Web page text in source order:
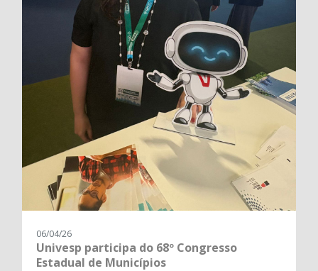
06/04/26
Univesp participa do 68º Congresso
Estadual de Municípios